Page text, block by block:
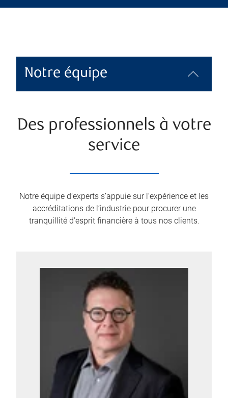
Notre équipe
Des professionnels à votre
service
Notre équipe d’experts s’appuie sur l’expérience et les
accréditations de l’industrie pour procurer une
tranquillité d’esprit financière à tous nos clients.